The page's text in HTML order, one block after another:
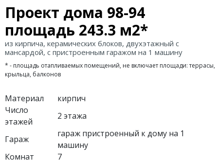
Проект дома 98-94
площадь 243.3 м2*
из кирпича, керамических блоков, двухэтажный с
мансардой, с пристроенным гаражом на 1 машину
* - площадь отапливаемых помещений, не включает площади: террасы,
крыльца, балконов
Материал
кирпич
Число
этажей
2 этажа
Гараж
гараж пристроенный к дому на 1
машину
Комнат
7